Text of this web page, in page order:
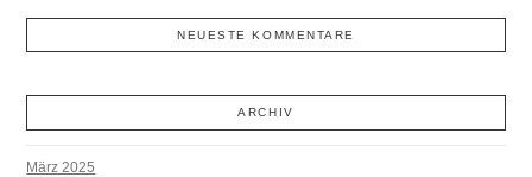
NEUESTE KOMMENTARE
ARCHIV
März 2025